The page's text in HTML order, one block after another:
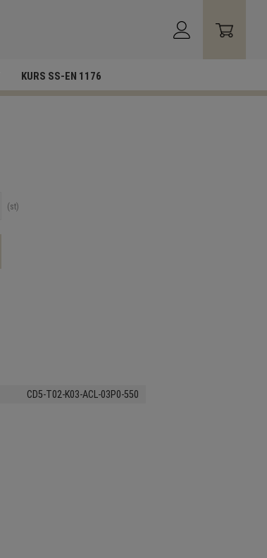
KURS SS-EN 1176
st
CD5-T02-K03-ACL-03P0-550